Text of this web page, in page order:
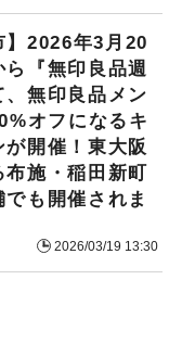
】2026年3月20
ら『無印良品週
、無印良品メン
オフになるキ
が開催！東大阪
布施・稲田新町
も開催されま
2026/03/19 13:30